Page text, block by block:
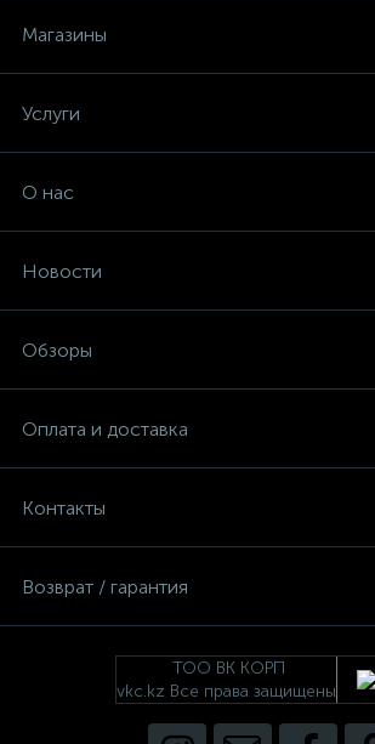
Магазины
Услуги
О нас
Новости
Обзоры
Оплата и доставка
Контакты
Возврат / гарантия
ТОО ВК КОРП
vkc.kz Все права защищены